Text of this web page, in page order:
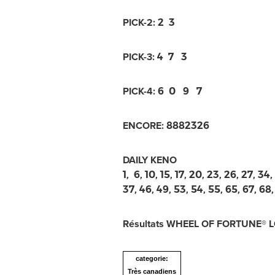
PICK-2: 2 3
PICK-3: 4 7 3
PICK-4: 6 0 9 7
ENCORE: 8882326
DAILY KENO
1, 6, 10, 15, 17, 20, 23, 26, 27, 34,
37, 46, 49, 53, 54, 55, 65, 67,
Résultats WHEEL OF FORTUNE®
categorie:
Très canadiens